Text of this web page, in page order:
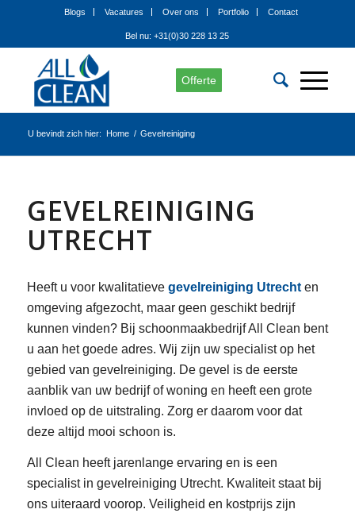
Blogs Vacatures Over ons Portfolio Contact
Bel nu: +31(0)30 228 13 25
Offerte
U bevindt zich hier: Home / Gevelreiniging
GEVELREINIGING
UTRECHT
Heeft u voor kwalitatieve gevelreiniging Utrechten
omgeving afgezocht, maar geen geschikt bedrijf
kunnen vinden? Bij schoonmaakbedrijf All Clean bent
u aan het goede adres. Wij zijn uw specialist op het
gebied van gevelreiniging. De gevel is de eerste
aanblik van uw bedrijf of woning en heeft een grote
invloed op de uitstraling. Zorg er daarom voor dat
deze altijd mooi schoon is.
All Clean heeft jarenlange ervaring en is een
specialist in gevelreiniging Utrecht. Kwaliteit staat bij
ons uiteraard voorop. Veiligheid en kostprijs zijn